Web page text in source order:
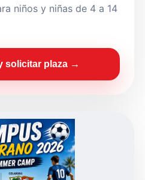
niños y niñas de 4 a 14
solicitar plaza →